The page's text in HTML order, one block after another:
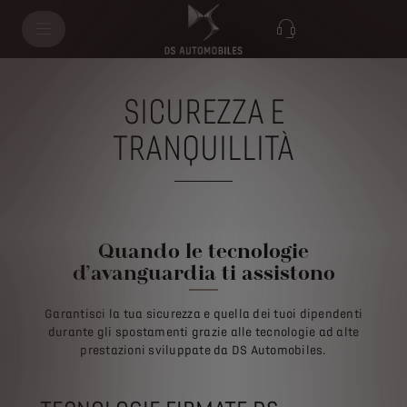
SICUREZZA E
TRANQUILLITÀ
Quando le tecnologie
d’avanguardia ti assistono
Garantisci la tua sicurezza e quella dei tuoi dipendenti
durante gli spostamenti grazie alle tecnologie ad alte
prestazioni sviluppate da DS Automobiles.